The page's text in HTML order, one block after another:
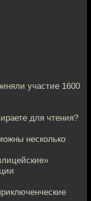
участие 1600
для чтения?
несколько